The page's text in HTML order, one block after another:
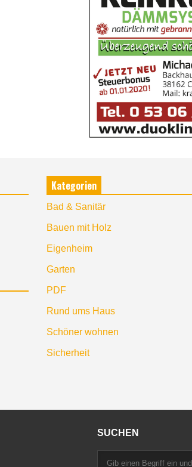
Kategorien
Bad & Sanitär
Bauen mit Holz
Eigenheim
Garten
PDF
Rund ums Haus
Schöner wohnen
Sicherheit
SUCHEN